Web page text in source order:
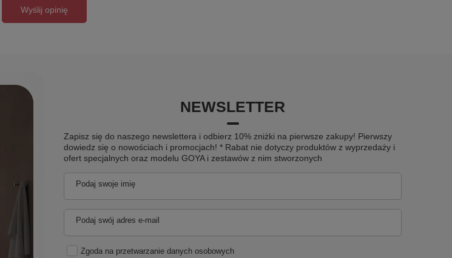
Wyślij opinię
NEWSLETTER
Zapisz się do naszego newslettera i odbierz 10% zniżki na pierwsze zakupy! Pierwszy
dowiedz się o nowościach i promocjach! * Rabat nie dotyczy produktów z wyprzedaży i
ofert specjalnych oraz modelu GOYA i zestawów z nim stworzonych
Podaj swoje imię
Podaj swój adres e-mail
Zgoda na przetwarzanie danych osobowych